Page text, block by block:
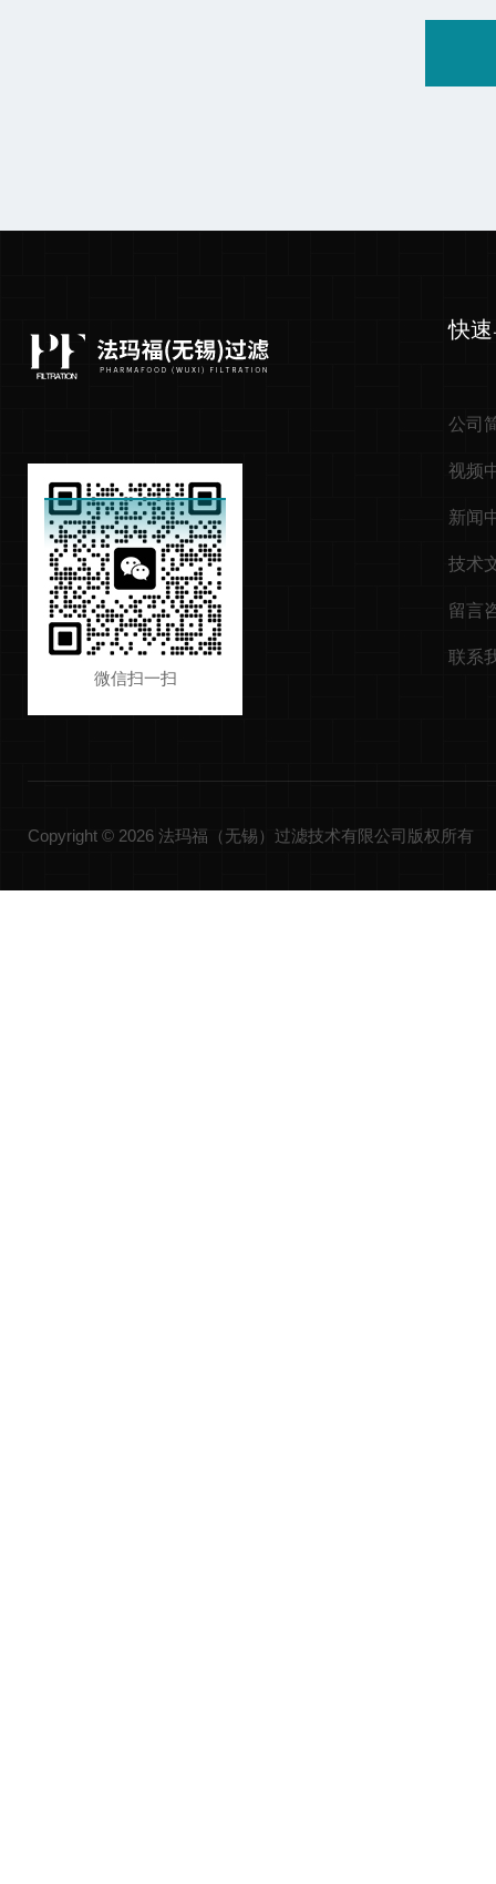
微信扫一扫
快
公司
视频
新闻
技术
留言
联系
Copyright © 2026 法玛福（无锡）过滤技术有限公司版权所有